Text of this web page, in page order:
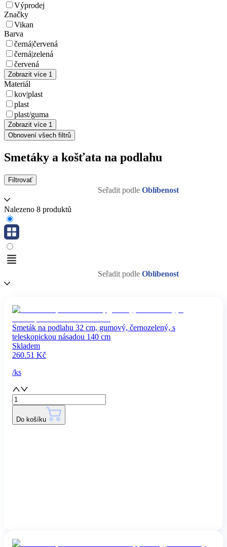
Výprodej
Značky
Vikan
Barva
černá|červená
černá|zelená
červená
Zobrazit více 1
Materiál
kov|plast
plast
plast/guma
Zobrazit více 1
Obnovení všech filtrů
Smetáky a košťata na podlahu
Filtrovať
Seřadit podle Oblíbenost
Nalezeno 8 produktů
Seřadit podle Oblíbenost
Smeták na podlahu 32 cm, gumový, černozelený, s
teleskopickou násadou 140 cm
Skladem
260.51 Kč
/ks
Do košíku